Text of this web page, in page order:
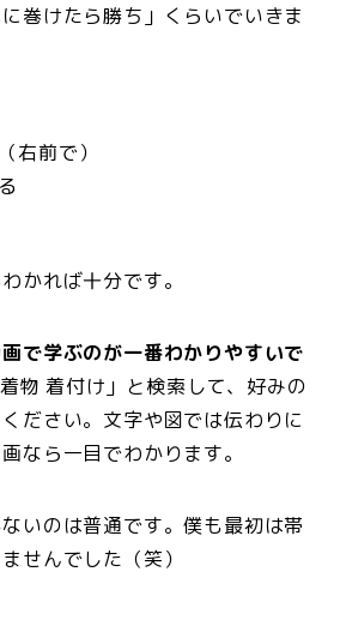
巻けたら勝ち」くらいでいきま
右前で）
かれば十分です。
で学ぶのが一番わかりやすいで
物 着付け」と検索して、好みの
ださい。文字や図では伝わりに
なら一目でわかります。
いのは普通です。僕も最初は帯
せんでした（笑）